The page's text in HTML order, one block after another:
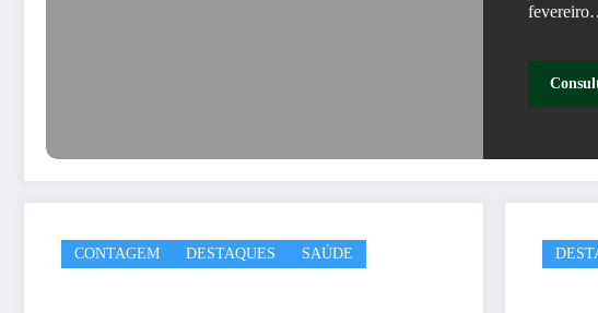
CONTAGEM DESTAQUES SAÚDE